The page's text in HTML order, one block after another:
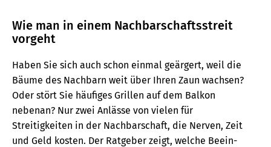
Wie man in einem Nachbarschaftsstreit
vorgeht
Haben Sie sich auch schon einmal geärgert, weil die
Bäume des Nachbarn weit über Ihren Zaun wachsen?
Oder stört Sie häufiges Grillen auf dem Balkon
nebenan? Nur zwei Anlässe von vielen für
Streitigkeiten in der Nachbarschaft, die Nerven, Zeit
und Geld kosten. Der Ratgeber zeigt, welche Beein­